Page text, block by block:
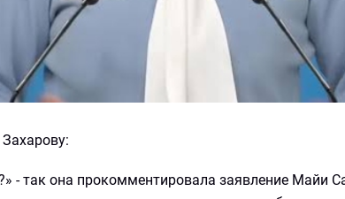
- так она прокомментировала заявление Майи